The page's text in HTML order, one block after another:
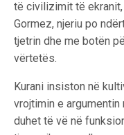
të civilizimit të
Gormez, njeriu po
tjetrin dhe me botën
vërtetës.
Kurani insiston në
vrojtimin e
duhet të vë në